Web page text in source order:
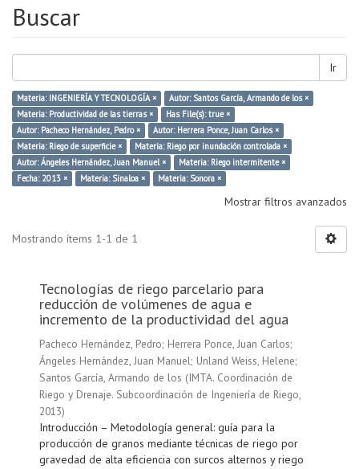
Buscar
Ir
Materia: INGENIERÍA Y TECNOLOGÍA ×
Autor: Santos García, Armando de los ×
Materia: Productividad de las tierras ×
Has File(s): true ×
Autor: Pacheco Hernández, Pedro ×
Autor: Herrera Ponce, Juan Carlos ×
Materia: Riego de superficie ×
Materia: Riego por inundación controlada ×
Autor: Ángeles Hernández, Juan Manuel ×
Materia: Riego intermitente ×
Fecha: 2013 ×
Materia: Sinaloa × Materia: Sonora ×
Mostrar filtros avanzados
Mostrando ítems 1-1 de 1
Tecnologías de riego parcelario para
reducción de volúmenes de agua e
incremento de la productividad del agua
Pacheco Hernández, Pedro; Herrera Ponce, Juan Carlos;
Ángeles Hernández, Juan Manuel; Unland Weiss, Helene;
Santos García, Armando de los (IMTA. Coordinación de
Riego y Drenaje. Subcoordinación de Ingeniería de Riego,
2013)
Introducción – Metodología general: guía para la
producción de granos mediante técnicas de riego por
gravedad de alta eficiencia con surcos alternos y riego